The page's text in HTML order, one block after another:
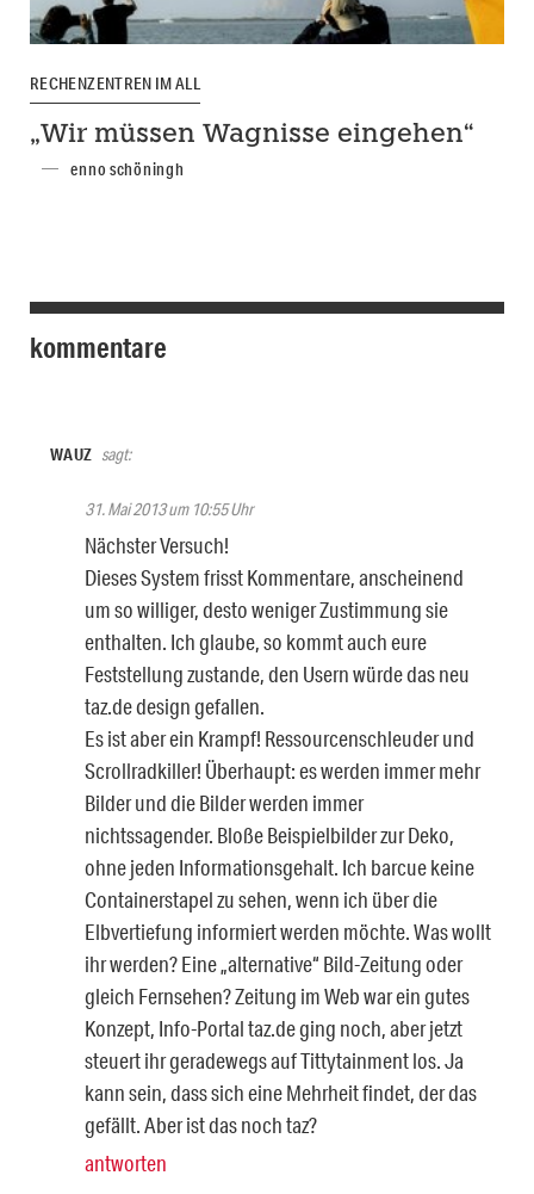
RECHENZENTREN IM ALL
„Wir müssen Wagnisse eingehen“
enno schöningh
kommentare
WAUZ sagt:
31. Mai 2013 um 10:55 Uhr
Nächster Versuch!
Dieses System frisst Kommentare, anscheinend
um so williger, desto weniger Zustimmung sie
enthalten. Ich glaube, so kommt auch eure
Feststellung zustande, den Usern würde das neu
taz.de design gefallen.
Es ist aber ein Krampf! Ressourcenschleuder und
Scrollradkiller! Überhaupt: es werden immer mehr
Bilder und die Bilder werden immer
nichtssagender. Bloße Beispielbilder zur Deko,
ohne jeden Informationsgehalt. Ich barcue keine
Containerstapel zu sehen, wenn ich über die
Elbvertiefung informiert werden möchte. Was wollt
ihr werden? Eine „alternative“ Bild-Zeitung oder
gleich Fernsehen? Zeitung im Web war ein gutes
Konzept, Info-Portal taz.de ging noch, aber jetzt
steuert ihr geradewegs auf Tittytainment los. Ja
kann sein, dass sich eine Mehrheit findet, der das
gefällt. Aber ist das noch taz?
antworten